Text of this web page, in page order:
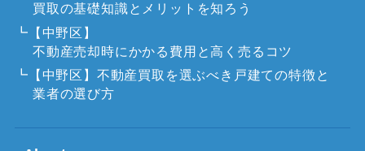
買取の基礎知識とメリットを知ろう
┗【中野区】
不動産売却時にかかる費用と高く売るコツ
┗【中野区】不動産買取を選ぶべき戸建ての特徴と
業者の選び方